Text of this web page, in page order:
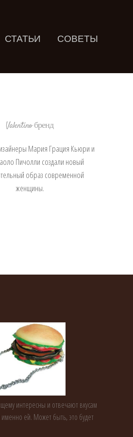
СТАТЬИ СОВЕТЫ
Valentino бренд
Мария Грация Кьюри и
Пичолли создали новый
образ современной
женщины.
интересны и отвечают вкусам
ей. Может быть, это будет